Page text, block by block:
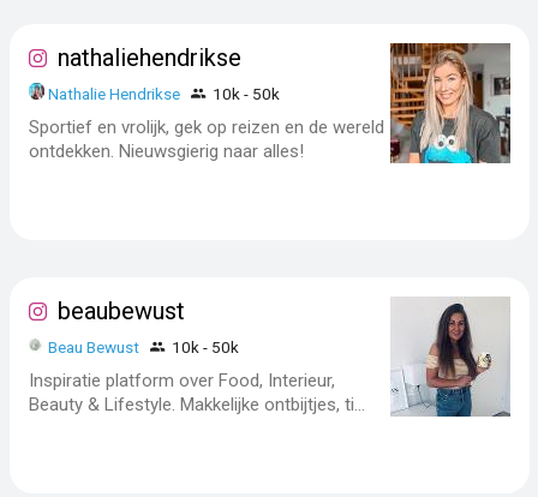
nathaliehendrikse
Nathalie Hendrikse 10k - 50k
Sportief en vrolijk, gek op reizen en de wereld
ontdekken. Nieuwsgierig naar alles!
beaubewust
Beau Bewust 10k - 50k
Inspiratie platform over Food, Interieur,
Beauty & Lifestyle. Makkelijke ontbijtjes, ti...